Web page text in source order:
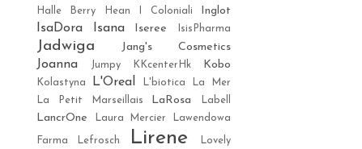
Halle Berry
Hean I Coloniali Inglot
IsaDora Isana Iseree IsisPharma
Jadwiga Jang's Cosmetics
Joanna Jumpy KKcenterHk Kobo
Kolastyna L'Oreal L'biotica
La Mer
La Petit Marseillais
LaRosa Labell
LancrOne Laura Mercier Lawendowa
Farma Lefrosch Lirene
Lovely